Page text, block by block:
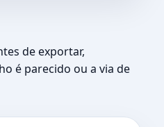
de exportar,
é parecido ou a via de